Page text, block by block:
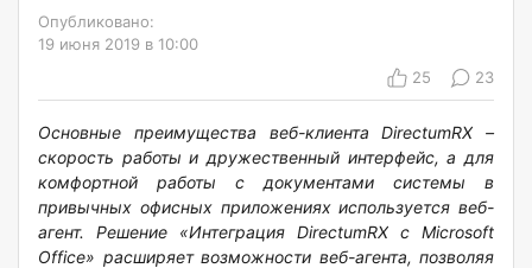
Опубликовано:
19 июня 2019 в 10:00
25
23
Основные преимущества веб-клиентаDirectumRX –
скорость работы и дружественный интерфейс, а для
комфортной работы с документами системы в
привычных офисных приложениях используется веб-
агент. Решение «Интеграция DirectumRX с Microsoft
Office» расширяет возможности веб-агента, позволяя